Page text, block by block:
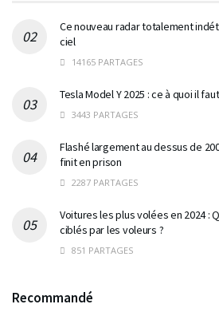
Ce nouveau radar totalement
ciel
14165 PARTAGES
Tesla Model Y 2025 : ce à quoi il
3443 PARTAGES
Flashé largement au dessus de
finit en prison
2287 PARTAGES
Voitures les plus volées en 2024 :
ciblés par les voleurs ?
851 PARTAGES
Recommandé